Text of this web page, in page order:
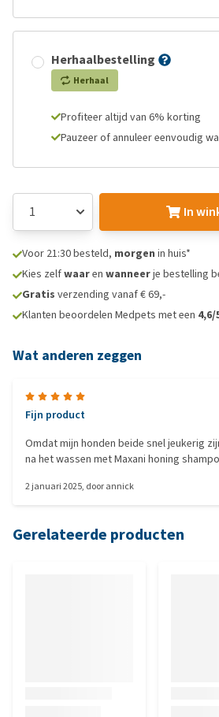
Herhaalbestelling
Herhaal
Profiteer altijd van 6% korting
Pauzeer of annuleer eenvoudig
In
Voor 21:30 besteld, morgen in huis*
Kies zelfwaaren wanneerje bestelling
Gratis verzending vanaf € 69,-
Klanten beoordelen Medpets met een 4,6/
Wat anderen zeggen
Fijn product
Omdat mijn honden beide snel jeukerig
na het wassen met Maxani honing
te helpen tegen de jeukerigheid
2 januari 2025, doorannick
Gerelateerde producten